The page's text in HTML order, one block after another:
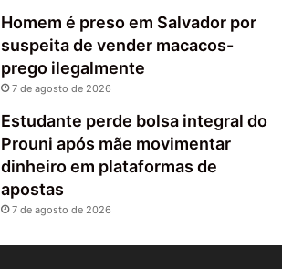
Homem é preso em Salvador por
suspeita de vender macacos-
prego ilegalmente
7 de agosto de 2026
Estudante perde bolsa integral do
Prouni após mãe movimentar
dinheiro em plataformas de
apostas
7 de agosto de 2026